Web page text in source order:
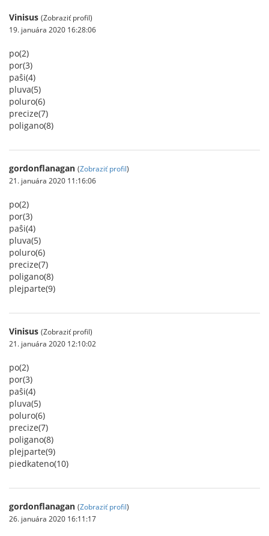
Vinisus (Zobraziť profil)
19. januára 2020 16:28:06
po(2)
por(3)
paŝi(4)
pluva(5)
poluro(6)
precize(7)
poligano(8)
gordonflanagan (Zobraziť profil)
21. januára 2020 11:16:06
po(2)
por(3)
paŝi(4)
pluva(5)
poluro(6)
precize(7)
poligano(8)
plejparte(9)
Vinisus (Zobraziť profil)
21. januára 2020 12:10:02
po(2)
por(3)
paŝi(4)
pluva(5)
poluro(6)
precize(7)
poligano(8)
plejparte(9)
piedkateno(10)
gordonflanagan (Zobraziť profil)
26. januára 2020 16:11:17